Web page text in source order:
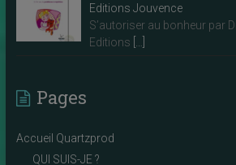
Editions Jouvence
S’autoriser au bonheur par
Editions
Pages
Accueil Quartzprod
QUI SUIS-JE ?